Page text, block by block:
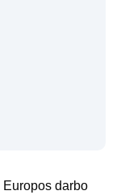
Europos darbo